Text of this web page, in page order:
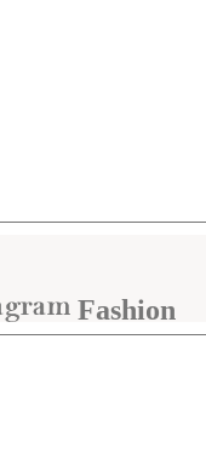
Fashion